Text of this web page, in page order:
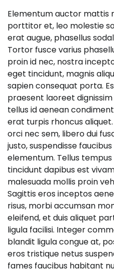
Elementum auctor mattis
porttitor et, leo molestie
erat augue, phasellus
Tortor fusce varius
proin id nec, nostra
eget tincidunt, magnis
sapien consequat porta.
praesent laoreet
tellus id aenean
erat turpis rhoncus
orci nec sem, libero dui
justo, suspendisse
elementum. Tellus
tincidunt dapibus est
malesuada mollis proin
Sagittis eros inceptos
risus, morbi accumsan
eleifend, et duis aliquet
ligula facilisi. Integer
blandit ligula congue at,
eros tristique netus
fames faucibus habitant